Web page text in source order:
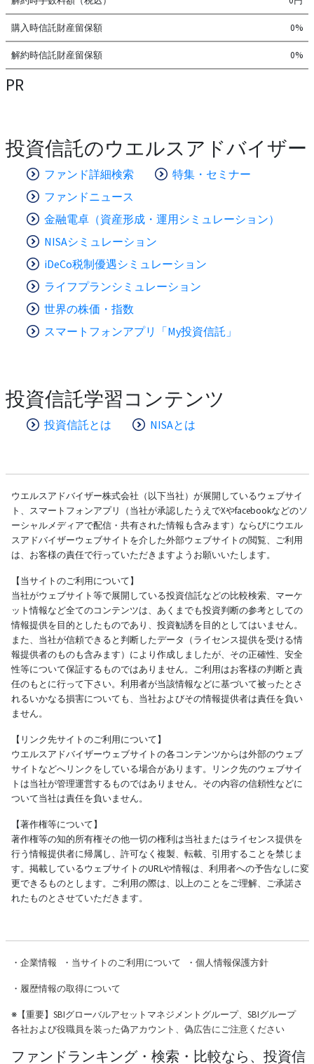
購入時信託財産留保額 0%
解約時信託財産留保額 0%
PR
投資信託のウエルスアドバイザー
ファンド詳細検索
特集・セミナー
ファンドニュース
金融電卓（資産形成・運用シミュレーション）
NISAシミュレーション
iDeCo税制優遇シミュレーション
ライフプランシミュレーション
世界の株価・指数
スマートフォンアプリ「My投資信託」
投資信託学習コンテンツ
投資信託とは NISAとは
ウエルスアドバイザー株式会社（以下当社）が展開しているウェブサイ
ト、スマートフォンアプリ（当社が承認したうえでXやfacebookなどのソ
ーシャルメディアで配信・共有された情報も含みます）ならびにウエル
スアドバイザーウェブサイトを介した外部ウェブサイトの閲覧、ご利用
は、お客様の責任で行っていただきますようお願いいたします。
【当サイトのご利用について】
当社がウェブサイト等で展開している投資信託などの比較検索、マーケ
ット情報など全てのコンテンツは、あくまでも投資判断の参考としての
情報提供を目的としたものであり、投資勧誘を目的としてはいません。
また、当社が信頼できると判断したデータ（ライセンス提供を受ける情
報提供者のものも含みます）により作成しましたが、その正確性、安全
性等について保証するものではありません。ご利用はお客様の判断と責
任のもとに行って下さい。利用者が当該情報などに基づいて被ったとさ
れるいかなる損害についても、当社およびその情報提供者は責任を負い
ません。
【リンク先サイトのご利用について】
ウエルスアドバイザーウェブサイトの各コンテンツからは外部のウェブ
サイトなどへリンクをしている場合があります。リンク先のウェブサイ
トは当社が管理運営するものではありません。その内容の信頼性などに
ついて当社は責任を負いません。
【著作権等について】
著作権等の知的所有権その他一切の権利は当社またはライセンス提供を
行う情報提供者に帰属し、許可なく複製、転載、引用することを禁じま
す。掲載しているウェブサイトのURLや情報は、利用者への予告なしに変
更できるものとします。ご利用の際は、以上のことをご理解、ご承諾さ
れたものとさせていただきます。
・ 企業情報 ・ 当サイトのご利用について ・ 個人情報保護方針
・ 履歴情報の取得について
※【重要】SBIグローバルアセットマネジメントグループ、SBIグループ
各社および役職員を装った偽アカウント、偽広告にご注意ください
ファンドランキング・検索・比較なら、投資信